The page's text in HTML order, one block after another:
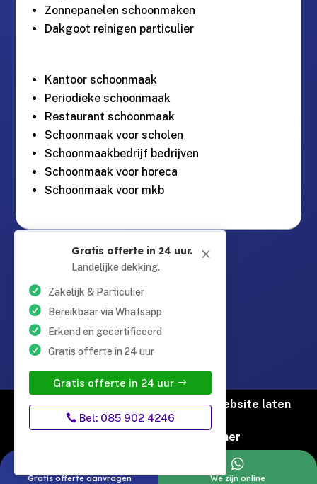
Zonnepanelen schoonmaken
Dakgoot reinigen particulier
Kantoor schoonmaak
Periodieke schoonmaak
Restaurant schoonmaak
Schoonmaak voor scholen
Schoonmaakbedrijf bedrijven
Schoonmaak voor horeca
Schoonmaak voor mkb
Guntersteinweg 377,
2531KA Den Haag

 085 90 24 24 6
M
Gratis offerte in 24 uur.
Landelijke dekking.
Zakelijk & Particulier
Bereikbaar via Whatsapp
Erkend en gecertificeerd
Gratis offerte in 24 uur
Gratis offerte in 24 uur
Bel: 085 902 4246
© Copyright Schoonmaak Totaal | Website laten
maken door Flexamedia
Disclaimer
Gratis offerte aanvragen

We zijn online